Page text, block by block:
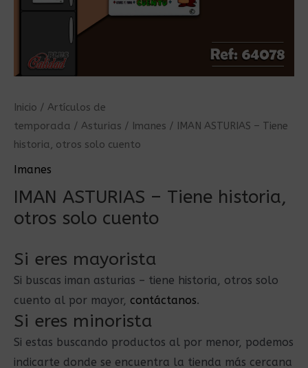
Inicio / Artículos de
temporada / Asturias / Imanes / IMAN ASTURIAS – Tiene
historia, otros solo cuento
Imanes
IMAN ASTURIAS – Tiene historia,
otros solo cuento
Si eres mayorista
Si buscas iman asturias – tiene historia, otros solo
cuento al por mayor, contáctanos.
Si eres minorista
Si estas buscando productos al por menor, podemos
indicarte donde se encuentra la tienda más cercana